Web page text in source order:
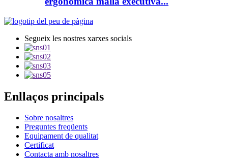
Segueix les nostres xarxes socials
Enllaços principals
Sobre nosaltres
Preguntes freqüents
Equipament de qualitat
Certificat
Contacta amb nosaltres